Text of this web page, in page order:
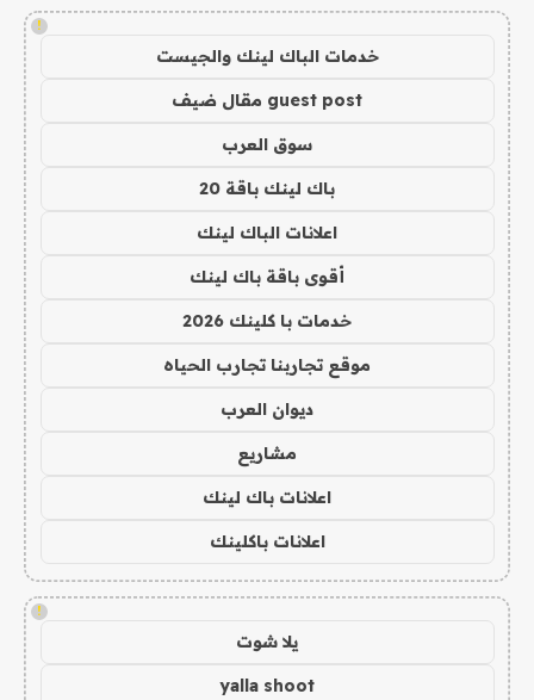
!
خدمات الباك لينك والجيست
guest post مقال ضيف
سوق العرب
باك لينك باقة 20
اعلانات الباك لينك
أقوى باقة باك لينك
خدمات با كلينك 2026
موقع تجاربنا تجارب الحياه
ديوان العرب
مشاريع
اعلانات باك لينك
اعلانات باكلينك
!
يلا شوت
yalla shoot